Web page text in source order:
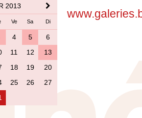
2013
Ve Sa Di
4 5
6
11 12
13
18 19
20
25 26
27